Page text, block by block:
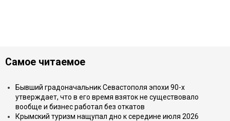
Самое читаемое
Бывший градоначальник Севастополя эпохи 90-х
утверждает, что в его время взяток не существовало
вообще и бизнес работал без откатов
Крымский туризм нащупал дно к середине июля 2026